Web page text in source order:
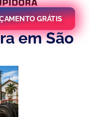
GRÁTIS
em São